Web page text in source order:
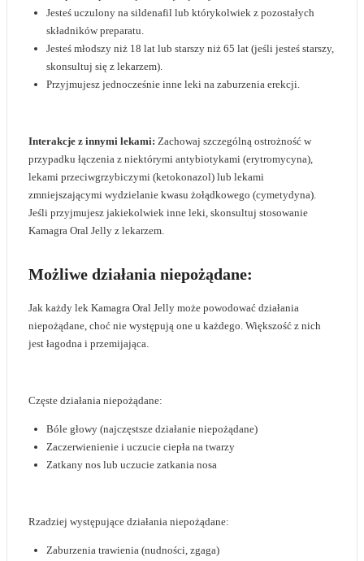
Jesteś uczulony na sildenafil lub którykolwiek z pozostałych
składników preparatu.
Jesteś młodszy niż 18 lat lub starszy niż 65 lat (jeśli jesteś starszy,
skonsultuj się z lekarzem).
Przyjmujesz jednocześnie inne leki na zaburzenia erekcji.
Interakcje z innymi lekami: Zachowaj szczególną ostrożność w
przypadku łączenia z niektórymi antybiotykami (erytromycyna),
lekami przeciwgrzybiczymi (ketokonazol) lub lekami
zmniejszającymi wydzielanie kwasu żołądkowego (cymetydyna).
Jeśli przyjmujesz jakiekolwiek inne leki, skonsultuj stosowanie
Kamagra Oral Jelly z lekarzem.
Możliwe działania niepożądane:
Jak każdy lek Kamagra Oral Jelly może powodować działania
niepożądane, choć nie występują one u każdego. Większość z nich
jest łagodna i przemijająca.
Częste działania niepożądane:
Bóle głowy (najczęstsze działanie niepożądane)
Zaczerwienienie i uczucie ciepła na twarzy
Zatkany nos lub uczucie zatkania nosa
Rzadziej występujące działania niepożądane:
Zaburzenia trawienia (nudności, zgaga)